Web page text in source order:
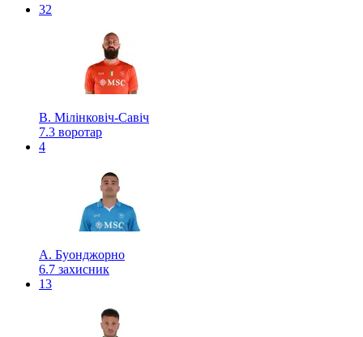
32
В. Мілінковіч-Савіч
7.3 воротар
4
А. Буонджорно
6.7 захисник
13